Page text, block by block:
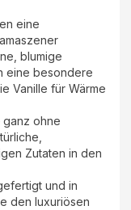
eine
blumige
eine besondere
Vanille für Wärme
ganz ohne
Zutaten in den
und in
den luxuriösen